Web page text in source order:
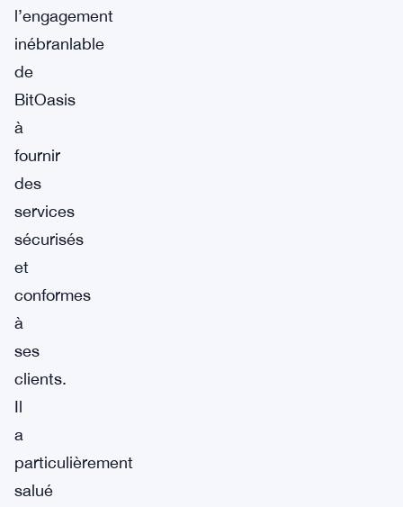
l’engagement
inébranlable
de
BitOasis
à
fournir
des
services
sécurisés
et
conformes
à
ses
clients.
Il
a
particulièrement
salué